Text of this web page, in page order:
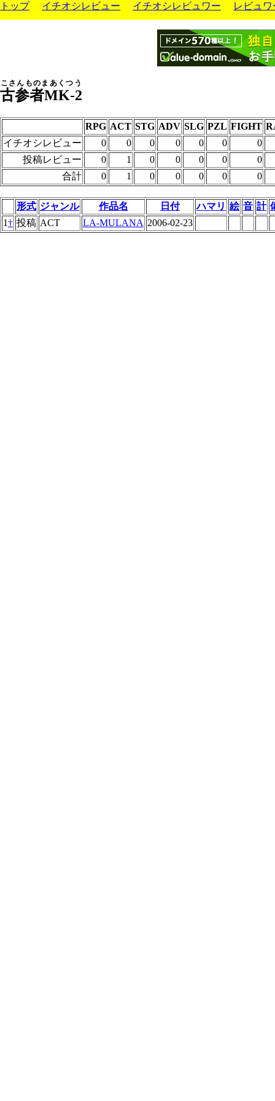
トップ イチオシレビュー イチオシレビュワー レビュワ
古参者MK-2
こさんものまあくつう
RPG ACT STG ADV SLG PZL FIGHT
イチオシレビュー
0 0 0 0 0 0
0
投稿レビュー
0 1 0 0 0 0
0
合計
0 1 0 0 0 0 0
形式 ジャンル 作品名 日付 ハマリ 絵 音 計
1† 投稿 ACT LA-MULANA 2006-02-23